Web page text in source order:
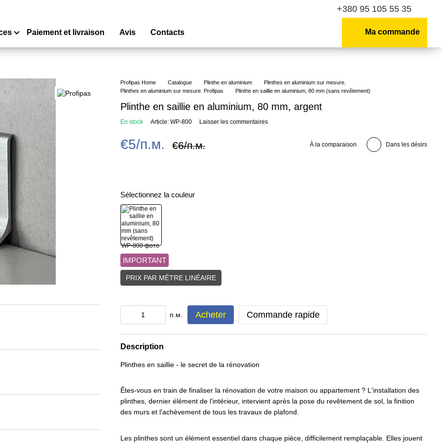
+380 95 105 55 35
Paiement et livraison Avis Contacts Ma commande
Profipas Home Catalogue Plinthe en aluminium
Plinthes en aluminium sur mesure.
Plinthes en aluminium sur mesure. Profipas
Plinthe en saillie en aluminium, 80 mm (sans revêtement)
Plinthe en saillie en aluminium, 80 mm, argent
En stock Article: WP-800 Laisser les commentaires
€5/п.м. €6/п.м. À la comparaison Dans les désirs
Sélectionnez la couleur
IMPORTANT
PRIX PAR MÈTRE LINÉAIRE
п.м. Acheter Commande rapide
Description
Plinthes en saillie - le secret de la rénovation
Êtes-vous en train de finaliser la rénovation de votre maison ou appartement ? L'installation des
plinthes, dernier élément de l'intérieur, intervient après la pose du revêtement de sol, la finition
des murs et l'achèvement de tous les travaux de plafond.
Les plinthes sont un élément essentiel dans chaque pièce, difficilement remplaçable. Elles jouent